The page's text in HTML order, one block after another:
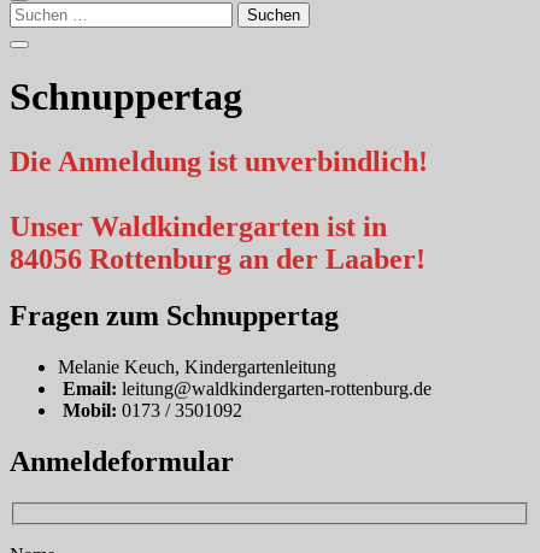
Suchen
nach:
Schnuppertag
Die Anmeldung ist unverbindlich!
Unser Waldkindergarten ist in
84056 Rottenburg an der Laaber!
Fragen zum Schnuppertag
Melanie Keuch, Kindergartenleitung
Email: leitung@waldkindergarten-rottenburg.de
Mobil: 0173 / 3501092
Anmeldeformular